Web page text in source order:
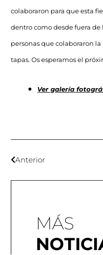
colaboraron para que esta
dentro como desde fuera de
personas que colaboraron
tapas. Os esperamos el
Ver galería
Anterior
MÁS